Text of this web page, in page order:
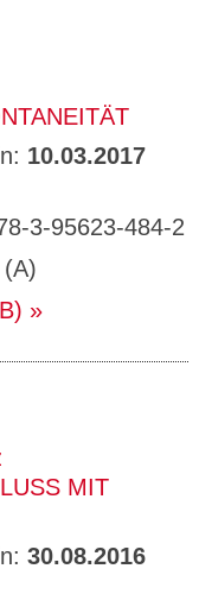
10.03.2017
3-95623-484-2
(A)
MIT
30.08.2016